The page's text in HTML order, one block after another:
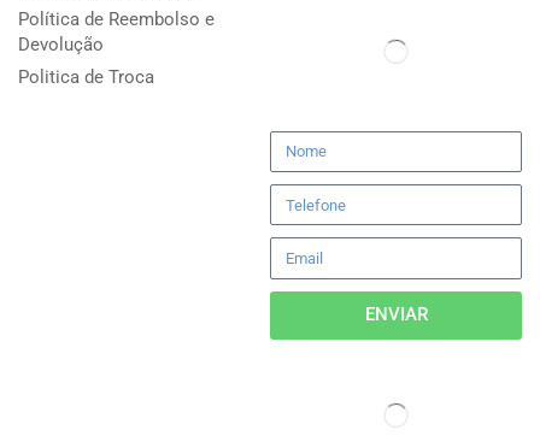
Política de Reembolso e
Devolução
Politica de Troca
ENVIAR